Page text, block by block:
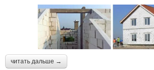
читать дальше →